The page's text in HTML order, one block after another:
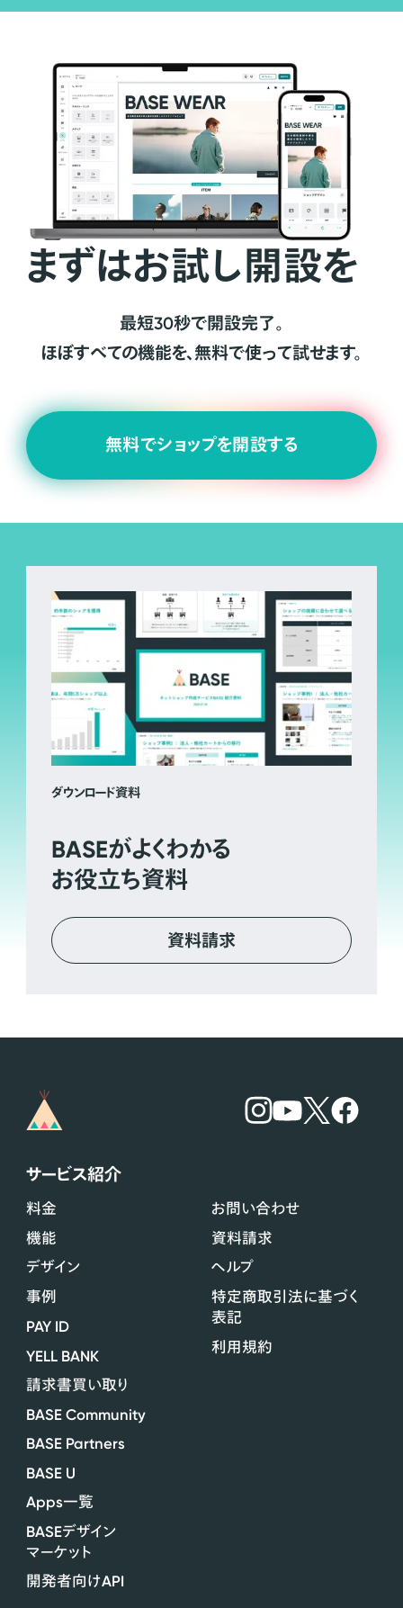
まずはお試し開設を
最短30秒で開設完了。
ほぼすべての機能を、無料で使って試せます。
無料でショップを開設する
ダウンロード資料
BASEがよくわかる
お役立ち資料
資料請求
サービス紹介
料金
機能
デザイン
事例
PAY ID
YELL BANK
請求書買い取り
BASE Community
BASE Partners
BASE U
Apps一覧
BASEデザイン
マーケット
開発者向けAPI
お問い合わせ
資料請求
ヘルプ
特定商取引法に基づく
表記
利用規約